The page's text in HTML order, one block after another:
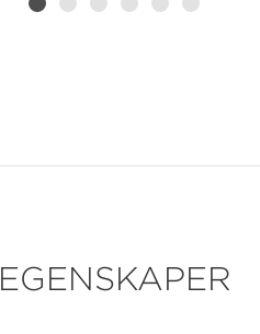
EGENSKAPER